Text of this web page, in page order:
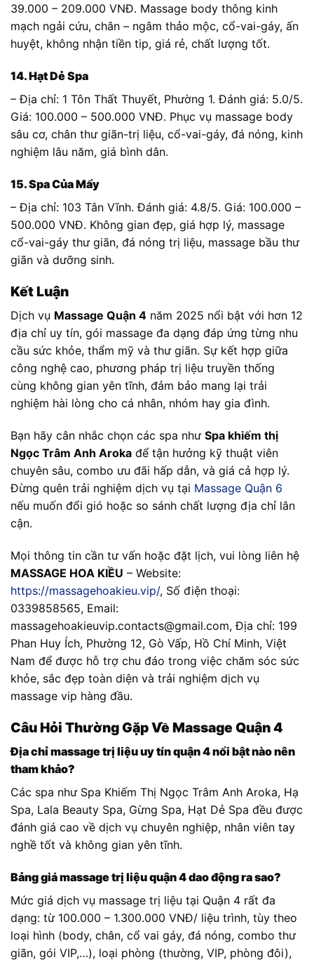
39.000 – 209.000 VNĐ. Massage body thông kinh
mạch ngải cứu, chân – ngâm thảo mộc, cổ-vai-gáy, ấn
huyệt, không nhận tiền tip, giá rẻ, chất lượng tốt.
14. Hạt Dẻ Spa
– Địa chỉ: 1 Tôn Thất Thuyết, Phường 1. Đánh giá: 5.0/5.
Giá: 100.000 – 500.000 VNĐ. Phục vụ massage body
sâu cơ, chân thư giãn-trị liệu, cổ-vai-gáy, đá nóng, kinh
nghiệm lâu năm, giá bình dân.
15. Spa Của Mẩy
– Địa chỉ: 103 Tân Vĩnh. Đánh giá: 4.8/5. Giá: 100.000 –
500.000 VNĐ. Không gian đẹp, giá hợp lý, massage
cổ-vai-gáy thư giãn, đá nóng trị liệu, massage bầu thư
giãn và dưỡng sinh.
Kết Luận
Dịch vụ Massage Quận 4 năm 2025 nổi bật với hơn 12
địa chỉ uy tín, gói massage đa dạng đáp ứng từng nhu
cầu sức khỏe, thẩm mỹ và thư giãn. Sự kết hợp giữa
công nghệ cao, phương pháp trị liệu truyền thống
cùng không gian yên tĩnh, đảm bảo mang lại trải
nghiệm hài lòng cho cá nhân, nhóm hay gia đình.
Bạn hãy cân nhắc chọn các spa như Spa khiếm thị
Ngọc Trâm Anh Aroka để tận hưởng kỹ thuật viên
chuyên sâu, combo ưu đãi hấp dẫn, và giá cả hợp lý.
Đừng quên trải nghiệm dịch vụ tại Massage Quận 6
nếu muốn đổi gió hoặc so sánh chất lượng địa chỉ lân
cận.
Mọi thông tin cần tư vấn hoặc đặt lịch, vui lòng liên hệ
MASSAGE HOA KIỀU – Website:
https://massagehoakieu.vip/, Số điện thoại:
0339858565, Email:
massagehoakieuvip.contacts@gmail.com, Địa chỉ: 199
Phan Huy Ích, Phường 12, Gò Vấp, Hồ Chí Minh, Việt
Nam để được hỗ trợ chu đáo trong việc chăm sóc sức
khỏe, sắc đẹp toàn diện và trải nghiệm dịch vụ
massage vip hàng đầu.
Câu Hỏi Thường Gặp Về Massage Quận 4
Địa chỉ massage trị liệu uy tín quận 4 nổi bật nào nên
tham khảo?
Các spa như Spa Khiếm Thị Ngọc Trâm Anh Aroka, Hạ
Spa, Lala Beauty Spa, Gừng Spa, Hạt Dẻ Spa đều được
đánh giá cao về dịch vụ chuyên nghiệp, nhân viên tay
nghề tốt và không gian yên tĩnh.
Bảng giá massage trị liệu quận 4 dao động ra sao?
Mức giá dịch vụ massage trị liệu tại Quận 4 rất đa
dạng: từ 100.000 – 1.300.000 VNĐ/ liệu trình, tùy theo
loại hình (body, chân, cổ vai gáy, đá nóng, combo thư
giãn, gói VIP,…), loại phòng (thường, VIP, phòng đôi),